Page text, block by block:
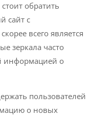
обратить
сайт с
всего является
зеркала часто
информацией о
пользователей
о новых